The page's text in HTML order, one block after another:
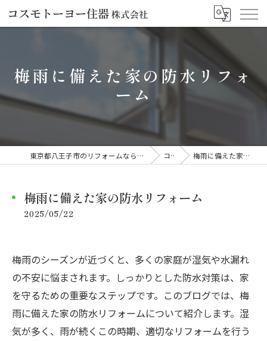
梅雨に備えた家の防水リフォ
ーム
東京都八王子市のリフォームならコスモトーヨー住器株式会社 コラム 梅雨に備えた家の防水リフォーム
梅雨に備えた家の防水リフォーム
2025/05/22
梅雨のシーズンが近づくと、多くの家庭が湿気や水漏れ
の不安に悩まされます。しっかりとした防水対策は、家
を守るための重要なステップです。このブログでは、梅
雨に備えた家の防水リフォームについて紹介します。湿
気が多く、雨が続くこの時期、適切なリフォームを行う